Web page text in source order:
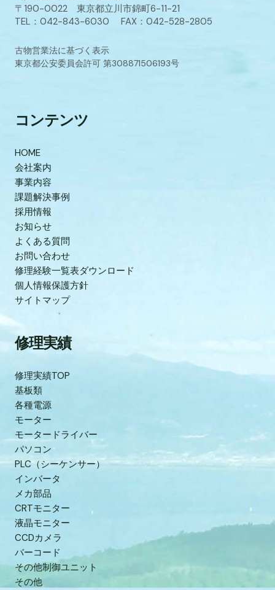
〒190-0022 東京都立川市錦町6-11-21
TEL：042-843-6030 FAX：042-528-2805
古物営業法に基づく表示
東京都公安委員会許可 第308871506193号
コンテンツ
HOME
会社案内
事業内容
課題解決事例
採用情報
お知らせ
よくある質問
お問い合わせ
修理経験一覧表ダウンロード
個人情報保護方針
サイトマップ
修理実績
修理実績TOP
基板類
各種電源
モーター
モータードライバー
パソコン
PLC（シーケンサー）
インバータ
メカ部品
CRTモニター
液晶モニター
CCDカメラ
バーコード
その他制御ユニット
その他